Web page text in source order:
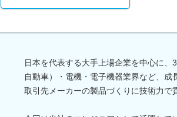
日本を代表する大手上場企業を中心に
自動車）・電機・電子機器業界など、成
取引先メーカーの製品づくりに技術力で